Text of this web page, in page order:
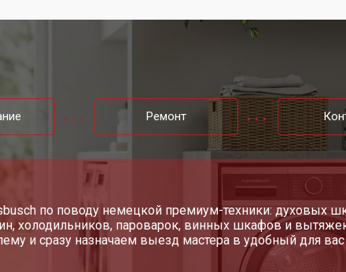
от 60 мин от 2500 ₽
от 50 мин от 1600 ₽
от 70 мин от 2000 ₽
Ремонт
по поводу немецкой премиум-техники: духовых
холодильников, пароварок, винных шкафов и
и сразу назначаем выезд мастера в удобный для